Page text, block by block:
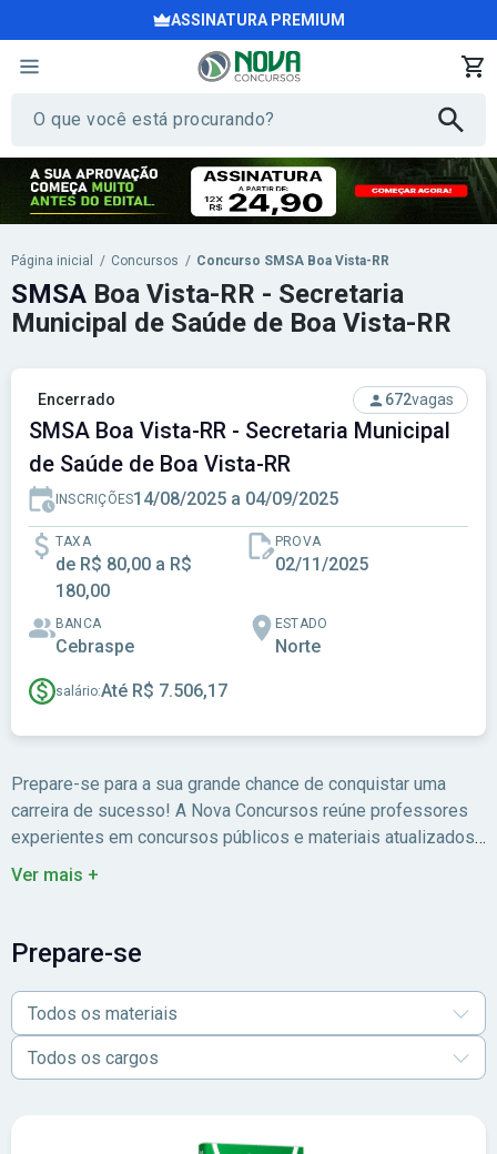
ASSINATURA PREMIUM
Página inicial / Concursos / Concurso SMSA Boa Vista-RR
Encerrado 672vagas
SMSA Boa Vista-RR - Secretaria Municipal
de Saúde de Boa Vista-RR
INSCRIÇÕES14/08/2025 a 04/09/2025
TAXA
de R$ 80,00 a R$
180,00
PROVA
02/11/2025
BANCA
Cebraspe
ESTADO
Norte
salário:Até R$ 7.506,17
SMSA Boa Vista-RR - Secretaria
Municipal de Saúde de Boa Vista-RR
Prepare-se para a sua grande chance de conquistar uma
carreira de sucesso! A Nova Concursos reúne professores
experientes em concursos públicos e materiais atualizados
para você estudar com foco no edital.
Ver mais +
Prepare-se
Todos os materiais
Todos os cargos